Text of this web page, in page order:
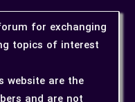
for exchanging
topics of interest
website are the